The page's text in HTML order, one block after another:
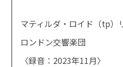
マティルダ・ロイド（tp）
ロンドン交響楽団
〈録音：2023年11月〉